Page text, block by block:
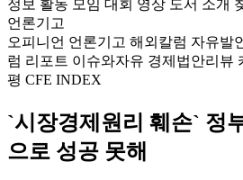
정보 활동 모임 대회 영상 도서 소개
언론기고
오피니언 언론기고 해외칼럼 자유발
럼 리포트 이슈와자유 경제법안리뷰
평 CFE INDEX
`시장경제원리 훼손` 정
으로 성공 못해